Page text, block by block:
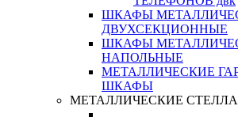
ШКАФЫ
ДВУХСЕКЦИОННЫЕ
ШКАФЫ
НАПОЛЬНЫЕ
МЕТАЛЛИЧЕСКИЕ
ШКАФЫ
МЕТАЛЛИЧЕСКИЕ